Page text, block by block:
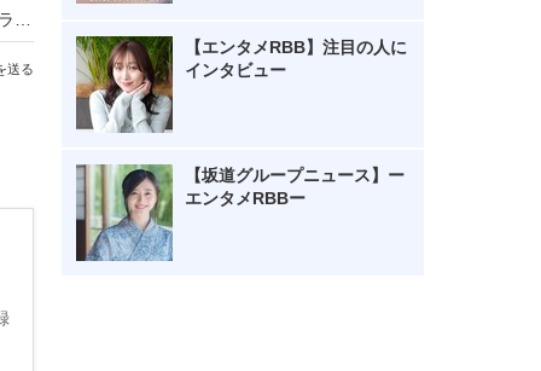
送る
【エンタメRBB】注目の人に
インタビュー
【坂道グループニュース】ー
エンタメRBBー